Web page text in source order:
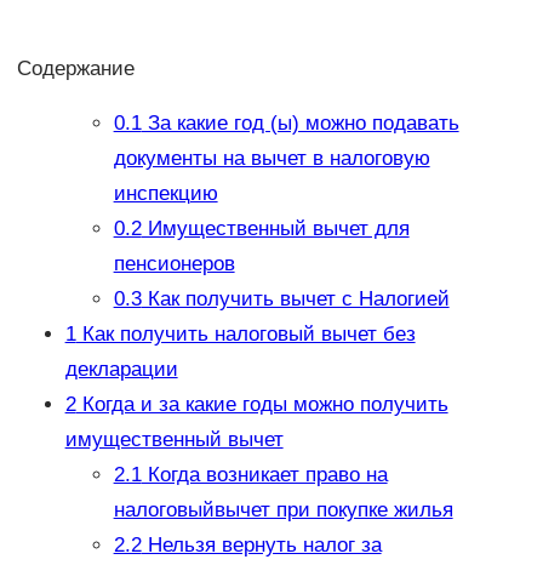
Содержание
0.1За какие год (ы) можно подавать
документы на вычет в налоговую
инспекцию
0.2Имущественный вычет для
пенсионеров
0.3Как получить вычет с Налогией
1Как получить налоговый вычет без
декларации
2Когда и за какие годы можно получить
имущественный вычет
2.1Когда возникает право на
налоговыйвычет при покупке жилья
2.2Нельзя вернуть налог за